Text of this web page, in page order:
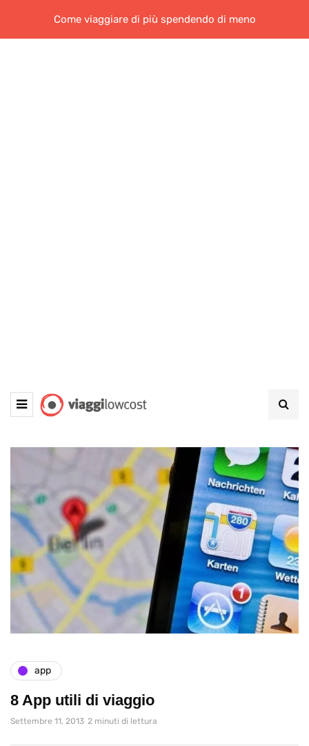
Come viaggiare di più spendendo di meno
app
8 App utili di viaggio
Settembre 11, 2013 2 minuti di lettura